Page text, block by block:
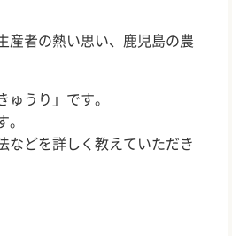
産者の熱い思い、鹿児島の農
うり」です。
などを詳しく教えていただき